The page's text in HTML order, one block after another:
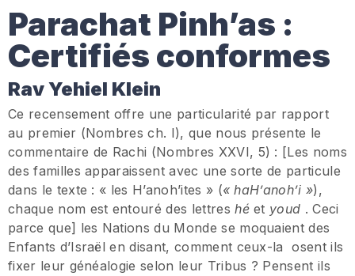
Parachat Pinh’as :
Certifiés conformes
Rav Yehiel Klein
Ce recensement offre une particularité par rapport
au premier (Nombres ch. I), que nous présente le
commentaire de Rachi (Nombres XXVI, 5) : [Les noms
des familles apparaissent avec une sorte de particule
dans le texte : « les H’anoh’ites » (« haH’anoh’i »),
chaque nom est entouré des lettreshéet youd . Ceci
parce que] les Nations du Monde se moquaient des
Enfants d’Israël en disant, comment ceux-la osent ils
fixer leur généalogie selon leur Tribus ? Pensent ils